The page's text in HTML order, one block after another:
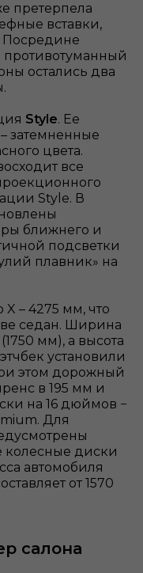
претерпела
вставки,
противотуманный
остались два
Style. Ее
затемненные
цвета.
все
Style. В
ближнего и
подсветки
плавник» на
X – 4275 мм, что
седан. Ширина
мм), а высота
установили
этом дорожный
в 195 мм и
на 16 дюймов −
Для
колесные диски
автомобиля
от 1570
салона